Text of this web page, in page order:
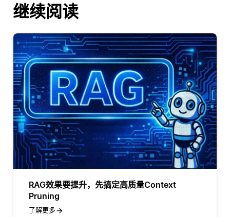
继续阅读
RAG效果要提升，先搞定高质量Context
Pruning
了解更多